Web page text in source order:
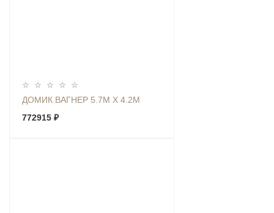
ДОМИК ВАГНЕР 5.7М Х 4.2М
772915 ₽